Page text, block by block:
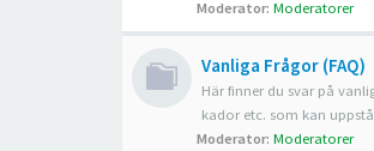
Moderator: Moderatorer
Vanliga Frågor (FAQ)
Här finner du svar på
kador etc. som kan
Moderator: Moderatorer